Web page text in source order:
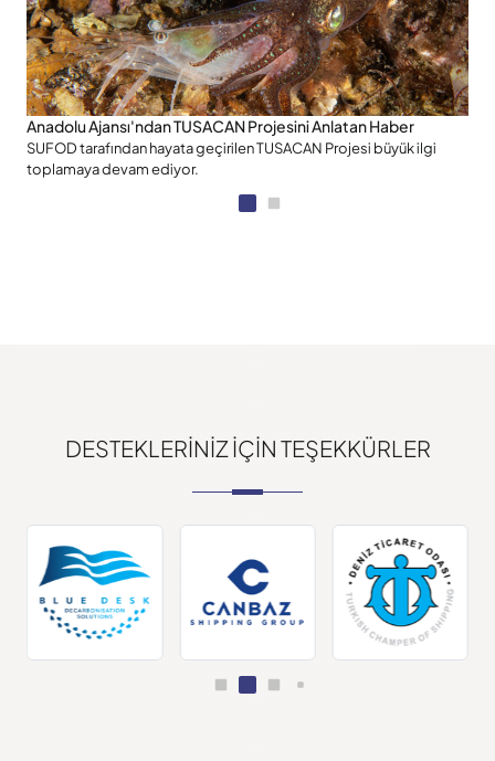
Anadolu Ajansı'ndan TUSACAN Projesini Anlatan Haber
SUFOD tarafından hayata geçirilen TUSACAN Projesi büyük ilgi
toplamaya devam ediyor.
DESTEKLERINIZ IÇIN TEŞEKKÜRLER